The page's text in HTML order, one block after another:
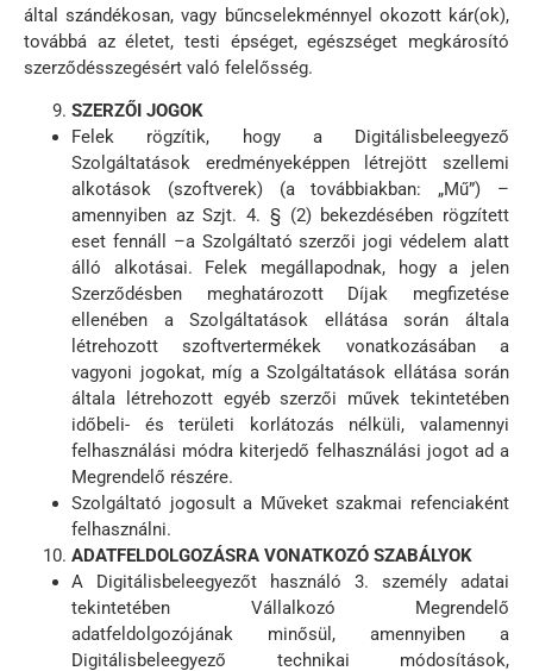
által szándékosan, vagy bűncselekménnyel okozott kár(ok),
továbbá az életet, testi épséget, egészséget megkárosító
szerződésszegésért való felelősség.
SZERZŐI JOGOK
Felek rögzítik, hogy a Digitálisbeleegyező
Szolgáltatások eredményeképpen létrejött szellemi
alkotások (szoftverek) (a továbbiakban: „Mű”) –
amennyiben az Szjt. 4. § (2) bekezdésében rögzített
eset fennáll –a Szolgáltató szerzői jogi védelem alatt
álló alkotásai. Felek megállapodnak, hogy a jelen
Szerződésben meghatározott Díjak megfizetése
ellenében a Szolgáltatások ellátása során általa
létrehozott szoftvertermékek vonatkozásában a
vagyoni jogokat, míg a Szolgáltatások ellátása során
általa létrehozott egyéb szerzői művek tekintetében
időbeli- és területi korlátozás nélküli, valamennyi
felhasználási módra kiterjedő felhasználási jogot ad a
Megrendelő részére.
Szolgáltató jogosult a Műveket szakmai refenciaként
felhasználni.
ADATFELDOLGOZÁSRA VONATKOZÓ SZABÁLYOK
A Digitálisbeleegyezőt használó 3. személy adatai
tekintetében Vállalkozó Megrendelő
adatfeldolgozójának minősül, amennyiben a
Digitálisbeleegyező technikai módosítások,